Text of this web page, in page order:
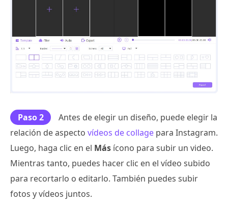
Paso 2
Antes de elegir un diseño, puede elegir la
relación de aspecto vídeos de collage para Instagram.
Luego, haga clic en el Más ícono para subir un video.
Mientras tanto, puedes hacer clic en el vídeo subido
para recortarlo o editarlo. También puedes subir
fotos y vídeos juntos.